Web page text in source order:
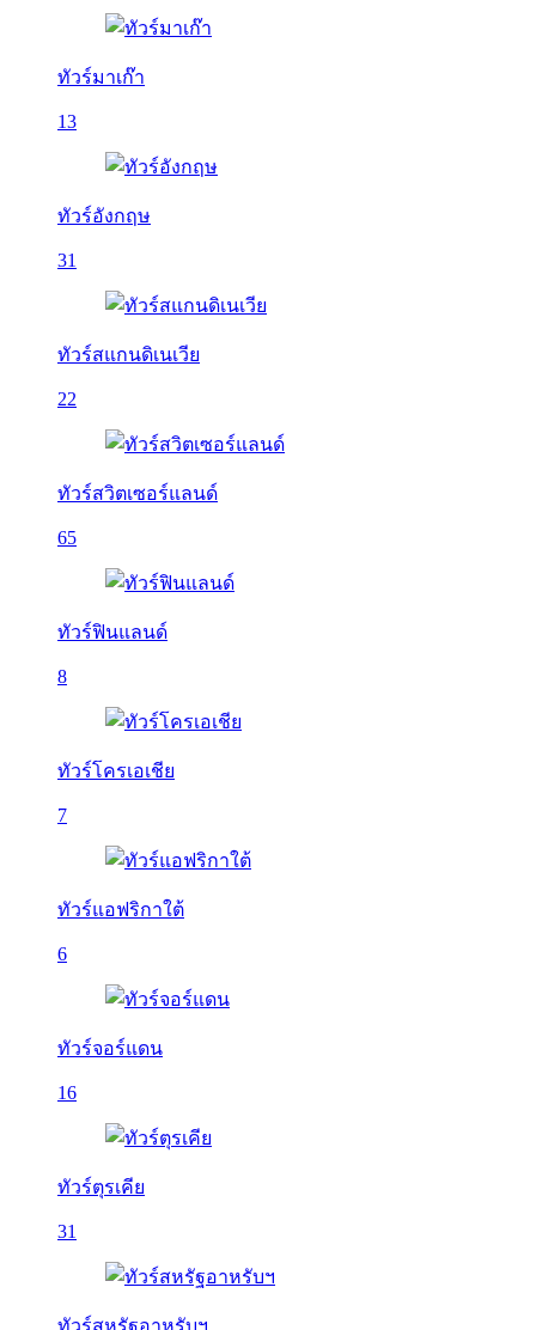
ทัวร์มาเก๊า
13
ทัวร์อังกฤษ
31
ทัวร์สแกนดิเนเวีย
22
ทัวร์สวิตเซอร์แลนด์
65
ทัวร์ฟินแลนด์
8
ทัวร์โครเอเชีย
7
ทัวร์แอฟริกาใต้
6
ทัวร์จอร์แดน
16
ทัวร์ตุรเคีย
31
ทัวร์สหรัฐอาหรับฯ